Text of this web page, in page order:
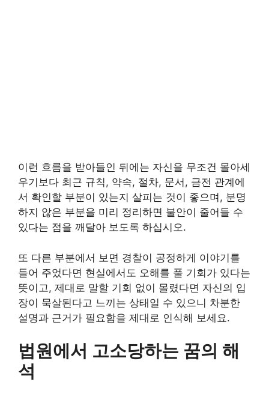
이런 흐름을 받아들인 뒤에는 자신을 무조건 몰아세
우기보다 최근 규칙, 약속, 절차, 문서, 금전 관계에
서 확인할 부분이 있는지 살피는 것이 좋으며, 분명
하지 않은 부분을 미리 정리하면 불안이 줄어들 수
있다는 점을 깨달아 보도록 하십시오.
또 다른 부분에서 보면 경찰이 공정하게 이야기를
들어 주었다면 현실에서도 오해를 풀 기회가 있다는
뜻이고, 제대로 말할 기회 없이 몰렸다면 자신의 입
장이 묵살된다고 느끼는 상태일 수 있으니 차분한
설명과 근거가 필요함을 제대로 인식해 보세요.
법원에서 고소당하는 꿈의 해
석